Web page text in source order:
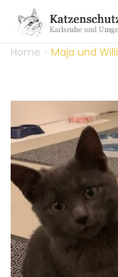
Home Maja und Willi